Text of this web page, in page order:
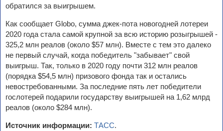
обратился за выигрышем.
Как сообщает Globo, сумма джек-пота новогодней лотереи
2020 года стала самой крупной за всю историю розыгрышей -
325,2 млн реалов (около $57 млн). Вместе с тем это далеко
не первый случай, когда победитель "забывает" свой
выигрыш. Так, только в 2020 году почти 312 млн реалов
(порядка $54,5 млн) призового фонда так и остались
невостребованными. За последние пять лет победители
гослотерей подарили государству выигрышей на 1,62 млрд
реалов (около $284 млн).
Источник информации: ТАСС.